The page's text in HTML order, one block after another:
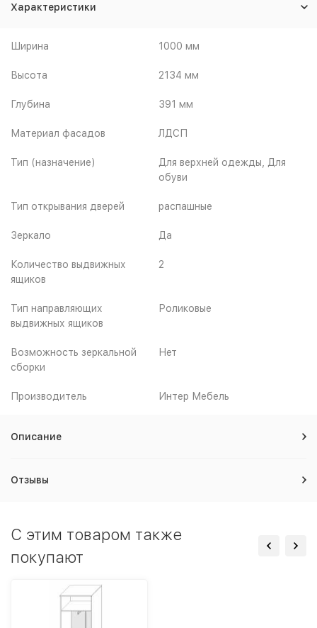
Характеристики
Ширина 1000 мм
Высота 2134 мм
Глубина 391 мм
Материал фасадов ЛДСП
Тип (назначение)
Для верхней одежды, Для
обуви
Тип открывания дверей распашные
Зеркало Да
Количество выдвижных
ящиков
2
Тип направляющих
выдвижных ящиков
Роликовые
Возможность зеркальной
сборки
Нет
Производитель Интер Мебель
Описание
Отзывы
C этим товаром также
покупают